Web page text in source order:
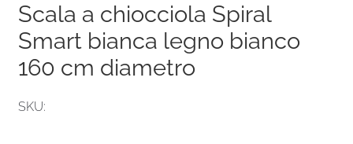
Scala a chiocciola Spiral
Smart bianca legno bianco
160 cm diametro
SKU: